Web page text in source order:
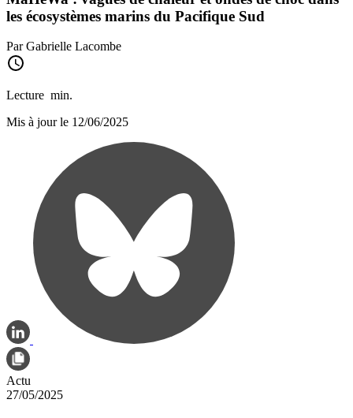
les écosystèmes marins du Pacifique Sud
Par Gabrielle Lacombe
Lecture min.
Mis à jour le 12/06/2025
Actu
27/05/2025